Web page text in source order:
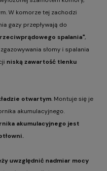
W komorze tej zachodzi
gazy przepływają do
spalania",
słomy i spalania
niską zawartość tlenku
otwartym. Montuje się je
akumulacyjnego.
akumulacyjnego jest
uwzględnić nadmiar mocy